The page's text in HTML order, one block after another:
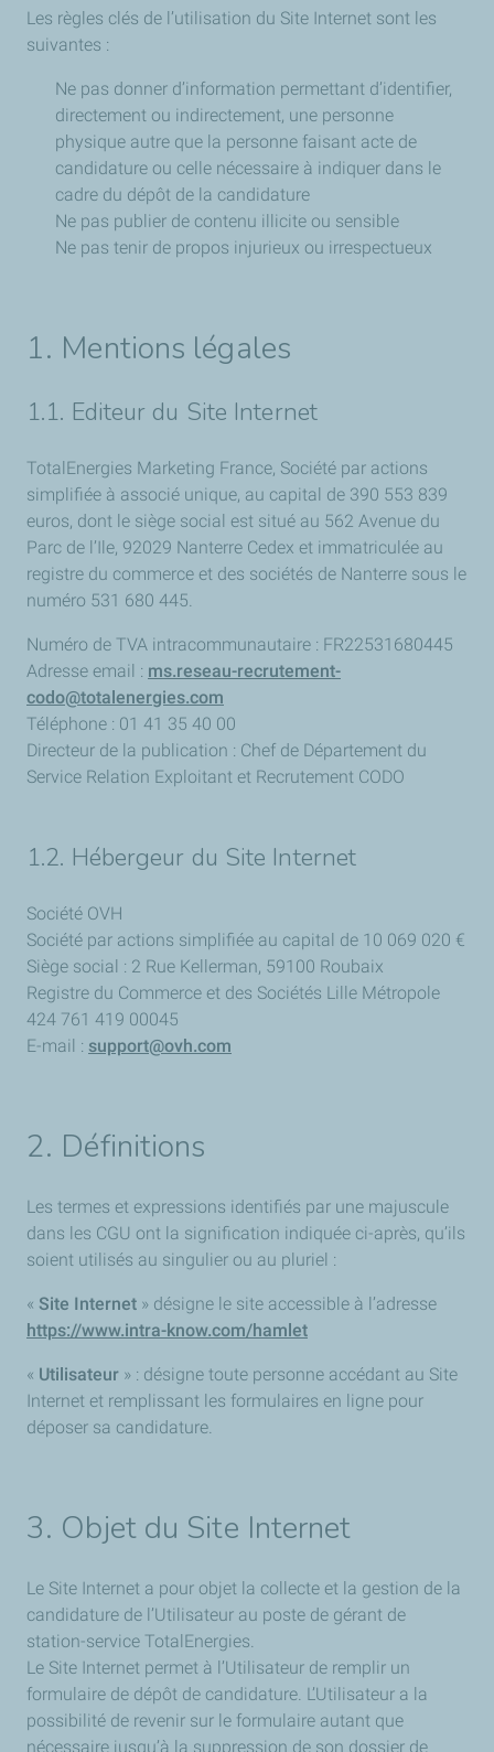
Les règles clés de l’utilisation du Site Internet sont les
suivantes :
Ne pas donner d’information permettant d’identifier,
directement ou indirectement, une personne
physique autre que la personne faisant acte de
candidature ou celle nécessaire à indiquer dans le
cadre du dépôt de la candidature
Ne pas publier de contenu illicite ou sensible
Ne pas tenir de propos injurieux ou irrespectueux
1. Mentions légales
1.1. Editeur du Site Internet
TotalEnergies Marketing France, Société par actions
simplifiée à associé unique, au capital de 390 553 839
euros, dont le siège social est situé au 562 Avenue du
Parc de l’Ile, 92029 Nanterre Cedex et immatriculée au
registre du commerce et des sociétés de Nanterre sous le
numéro 531 680 445.
Numéro de TVA intracommunautaire : FR22531680445
Adresse email : ms.reseau-recrutement-
codo@totalenergies.com
Téléphone : 01 41 35 40 00
Directeur de la publication : Chef de Département du
Service Relation Exploitant et Recrutement CODO
1.2. Hébergeur du Site Internet
Société OVH
Société par actions simplifiée au capital de 10 069 020 €
Siège social : 2 Rue Kellerman, 59100 Roubaix
Registre du Commerce et des Sociétés Lille Métropole
424 761 419 00045
E-mail : support@ovh.com
2. Définitions
Les termes et expressions identifiés par une majuscule
dans les CGU ont la signification indiquée ci-après, qu’ils
soient utilisés au singulier ou au pluriel :
« Site Internet » désigne le site accessible à l’adresse
https://www.intra-know.com/hamlet
« Utilisateur » : désigne toute personne accédant au Site
Internet et remplissant les formulaires en ligne pour
déposer sa candidature.
3. Objet du Site Internet
Le Site Internet a pour objet la collecte et la gestion de la
candidature de l’Utilisateur au poste de gérant de
station-service TotalEnergies.
Le Site Internet permet à l’Utilisateur de remplir un
formulaire de dépôt de candidature. L’Utilisateur a la
possibilité de revenir sur le formulaire autant que
nécessaire jusqu’à la suppression de son dossier de